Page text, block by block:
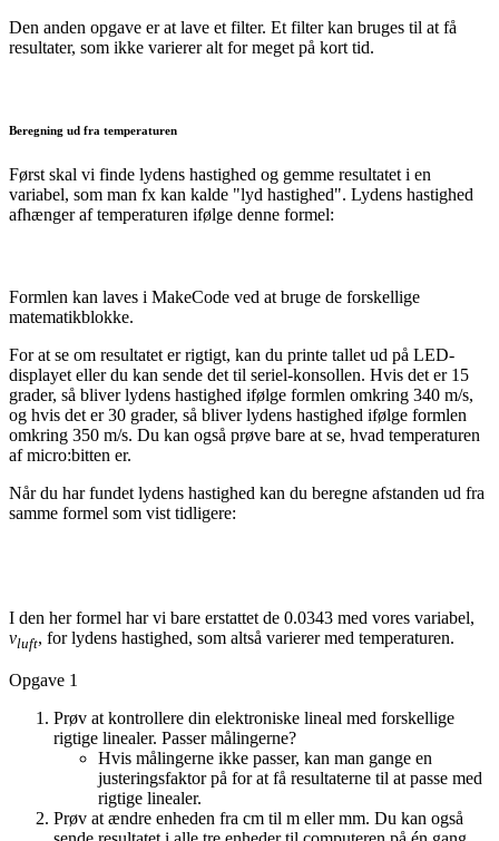
Den anden opgave er at lave et filter. Et filter kan bruges til at få
resultater, som ikke varierer alt for meget på kort tid.
Beregning ud fra temperaturen
Først skal vi finde lydens hastighed og gemme resultatet i en
variabel, som man fx kan kalde "lyd hastighed". Lydens hastighed
afhænger af temperaturen ifølge denne formel:
Formlen kan laves i MakeCode ved at bruge de forskellige
matematikblokke.
For at se om resultatet er rigtigt, kan du printe tallet ud på LED-
displayet eller du kan sende det til seriel-konsollen. Hvis det er 15
grader, så bliver lydens hastighed ifølge formlen omkring 340 m/s,
og hvis det er 30 grader, så bliver lydens hastighed ifølge formlen
omkring 350 m/s. Du kan også prøve bare at se, hvad temperaturen
af micro:bitten er.
Når du har fundet lydens hastighed kan du beregne afstanden ud fra
samme formel som vist tidligere:
I den her formel har vi bare erstattet de 0.0343 med vores variabel,
vluft, for lydens hastighed, som altså varierer med temperaturen.
Opgave 1
Prøv at kontrollere din elektroniske lineal med forskellige
rigtige linealer. Passer målingerne?
Hvis målingerne ikke passer, kan man gange en
justeringsfaktor på for at få resultaterne til at passe med
rigtige linealer.
Prøv at ændre enheden fra cm til m eller mm. Du kan også